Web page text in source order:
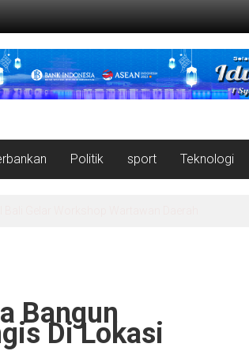
Politik sport Teknologi
Bangun
Di Lokasi